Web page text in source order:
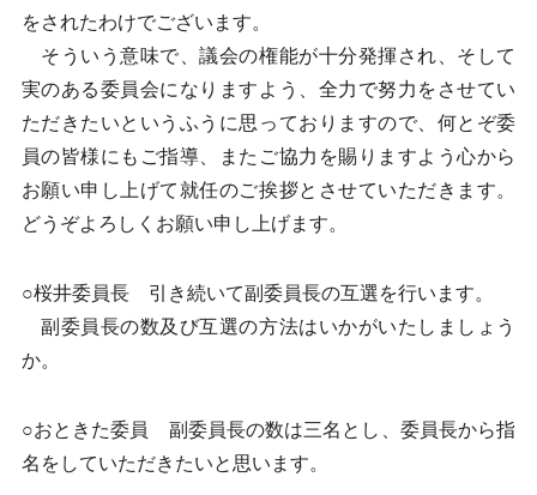
をされたわけでございます。
そういう意味で、議会の権能が十分発揮され、そして
実のある委員会になりますよう、全力で努力をさせてい
ただきたいというふうに思っておりますので、何とぞ委
員の皆様にもご指導、またご協力を賜りますよう心から
お願い申し上げて就任のご挨拶とさせていただきます。
どうぞよろしくお願い申し上げます。
○桜井委員長 引き続いて副委員長の互選を行います。
副委員長の数及び互選の方法はいかがいたしましょう
か。
○おときた委員 副委員長の数は三名とし、委員長から指
名をしていただきたいと思います。